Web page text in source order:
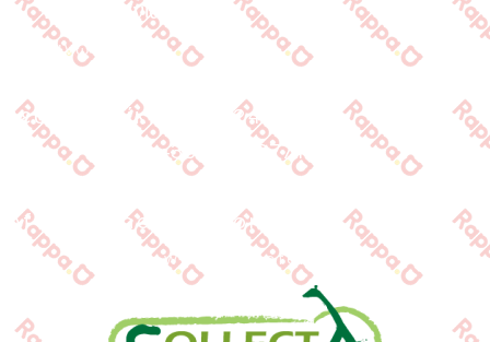
Επικοινωνία
Επικοινωνία
Θεσσαλονίκη · 54624
+30 2310 277104
info@gounaridis.com
www.collecta.gr